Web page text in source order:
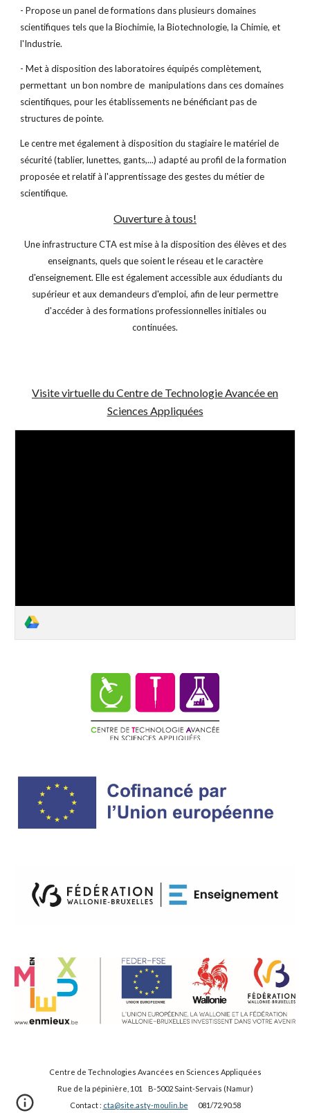
- Propose un panel de formations dans plusieurs domaines
scientifiques tels que la Biochimie, la Biotechnologie, la Chimie, et
l'Industrie.
- Met à disposition des laboratoires équipés complètement,
permettant un bon nombre de manipulations dans ces domaines
scientifiques, pour les établissements ne bénéficiant pas de
structures de pointe.
Le centre met également à disposition du stagiaire le matériel de
sécurité (tablier, lunettes, gants,...) adapté au profil de la formation
proposée et relatif à l'apprentissage des gestes du métier de
scientifique.
Ouverture à tous!
Une infrastructure CTA est mise à la disposition des élèves et des
enseignants, quels que soient le réseau et le caractère
d'enseignement. Elle est également accessible aux édudiants du
supérieur et aux demandeurs d'emploi, afin de leur permettre
d'accéder à des formations professionnelles initiales ou
continuées.
Visite virtuelle du Centre de Technologie Avancée en
Sciences Appliquées
Centre de Technologies Avancées en Sciences Appliquées
Rue de la pépinière, 101 B-5002 Saint-Servais (Namur)
Contact : cta@site.asty-moulin.be 081/72.90.58